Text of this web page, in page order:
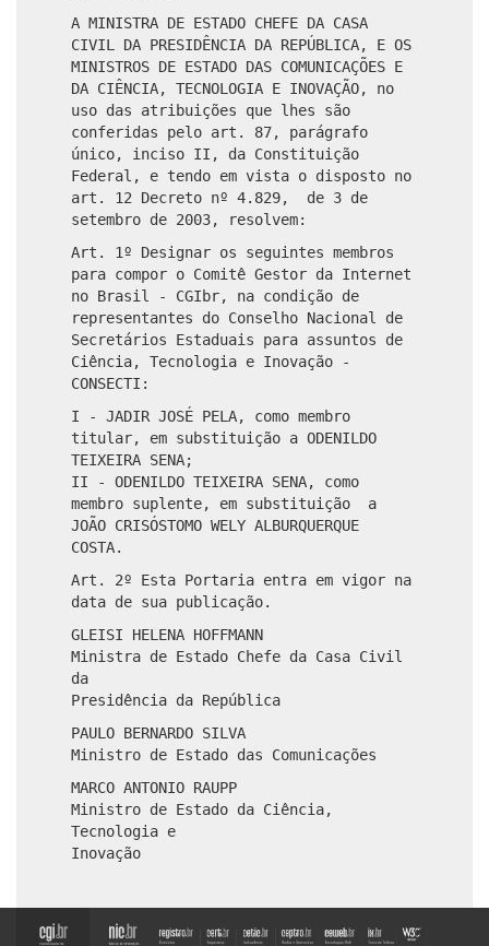
A MINISTRA DE ESTADO CHEFE DA CASA
CIVIL DA PRESIDÊNCIA DA REPÚBLICA, E OS
MINISTROS DE ESTADO DAS COMUNICAÇÕES E
DA CIÊNCIA, TECNOLOGIA E INOVAÇÃO, no
uso das atribuições que lhes são
conferidas pelo art. 87, parágrafo
único, inciso II, da Constituição
Federal, e tendo em vista o disposto no
art. 12 Decreto nº 4.829, de 3 de
setembro de 2003, resolvem:
Art. 1º Designar os seguintes membros
para compor o Comitê Gestor da Internet
no Brasil - CGIbr, na condição de
representantes do Conselho Nacional de
Secretários Estaduais para assuntos de
Ciência, Tecnologia e Inovação -
CONSECTI:
I - JADIR JOSÉ PELA, como membro
titular, em substituição a ODENILDO
TEIXEIRA SENA;
II - ODENILDO TEIXEIRA SENA, como
membro suplente, em substituição a
JOÃO CRISÓSTOMO WELY ALBURQUERQUE
COSTA.
Art. 2º Esta Portaria entra em vigor na
data de sua publicação.
GLEISI HELENA HOFFMANN
Ministra de Estado Chefe da Casa Civil
da
Presidência da República
PAULO BERNARDO SILVA
Ministro de Estado das Comunicações
MARCO ANTONIO RAUPP
Ministro de Estado da Ciência,
Tecnologia e
Inovação